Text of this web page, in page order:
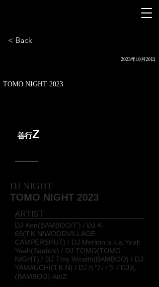
< Back
2023年10月20日
TOMO NIGHT 2023
DJ NIGHT
TOMO NIGHT 2023
ARTIST
DJ Ken(BAMBOO/T') / DJ K-
69(T.K.N/WOODVILLAGE
CAMPERSHUT) / DJ Merlion a.k.a.Yeah
Yeah(Saatchi) / DJ TOMO(TOMO
NIGHT) / DJ Tmy Wealth(BAMBOO) / DJ
YAMAUCHI(T.K.N) / DJカワハラ / DJ丸
(BAMBOO) AtoZ
善行Z